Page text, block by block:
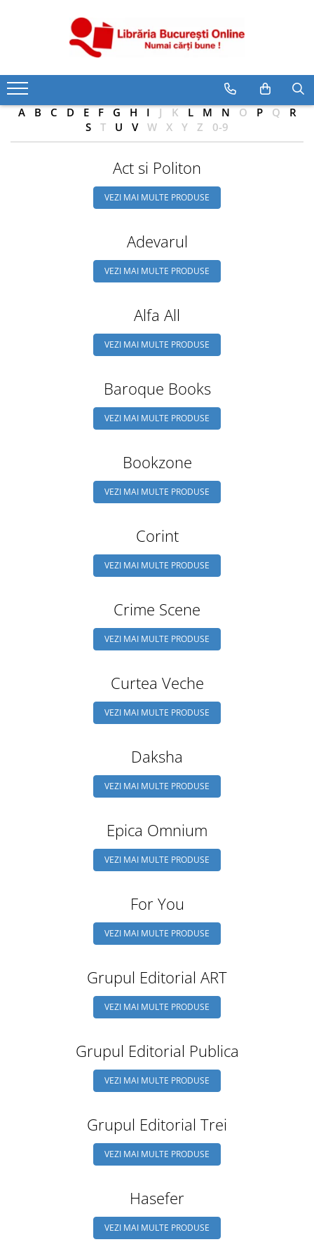
Artă și Enciclopedii
Beletristică
Business și Economie
Cărți pentru copii
Creșterea copilului
Dezvoltare Personală
Hobby și Divertisment
Manuale și Dicționare
Medicină și Sănătate
A B C D E F G H I J K L M N O P Q
R
S
T U V W X Y Z 0-9
Act si Politon
VEZI MAI MULTE PRODUSE
Adevarul
VEZI MAI MULTE PRODUSE
Alfa All
VEZI MAI MULTE PRODUSE
Baroque Books
VEZI MAI MULTE PRODUSE
Bookzone
VEZI MAI MULTE PRODUSE
Corint
VEZI MAI MULTE PRODUSE
Crime Scene
VEZI MAI MULTE PRODUSE
Curtea Veche
VEZI MAI MULTE PRODUSE
Daksha
VEZI MAI MULTE PRODUSE
Epica Omnium
VEZI MAI MULTE PRODUSE
For You
VEZI MAI MULTE PRODUSE
Grupul Editorial ART
VEZI MAI MULTE PRODUSE
Grupul Editorial Publica
VEZI MAI MULTE PRODUSE
Grupul Editorial Trei
VEZI MAI MULTE PRODUSE
Hasefer
VEZI MAI MULTE PRODUSE